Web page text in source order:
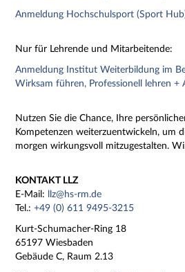
Anmeldung Hochschulsport (Sport
Nur für Lehrende und Mitarbeitende:
Anmeldung Institut Weiterbildung im
Wirksam führen, Professionell lehren +
Nutzen Sie die Chance, Ihre
Kompetenzen weiterzuentwickeln, um
morgen wirkungsvoll mitzugestalten.
KONTAKT LLZ
E-Mail:
llz@hs-rm.de
Tel.:+49 (0) 611 9495-3215
Kurt-Schumacher-Ring 18
65197 Wiesbaden
Gebäude C, Raum 2.13